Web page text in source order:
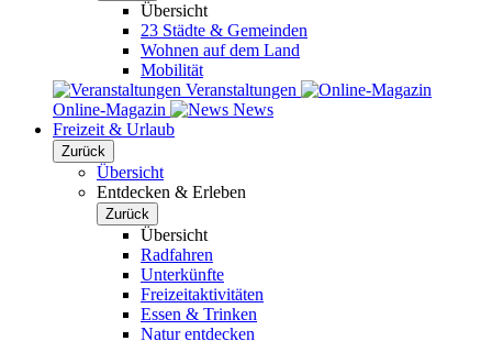
Übersicht
23 Städte & Gemeinden
Wohnen auf dem Land
Mobilität
Veranstaltungen
Online-Magazin
News
Freizeit & Urlaub
Zurück
Übersicht
Entdecken & Erleben
Zurück
Übersicht
Radfahren
Unterkünfte
Freizeitaktivitäten
Essen & Trinken
Natur entdecken